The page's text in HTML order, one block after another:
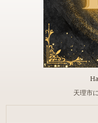
天理市